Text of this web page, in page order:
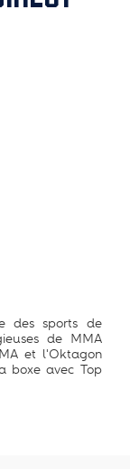
des sports de
de MMA
et l'Oktagon
boxe avec Top